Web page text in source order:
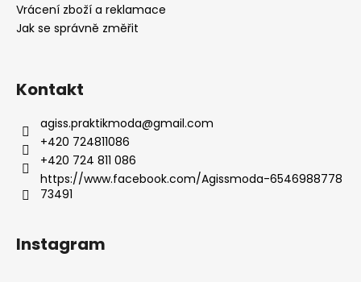
Vrácení zboží a reklamace
Jak se správně změřit
Kontakt
agiss.praktikmoda@gmail.com
+420 724811086
+420 724 811 086
https://www.facebook.com/Agissmoda-6546988778
73491
Instagram